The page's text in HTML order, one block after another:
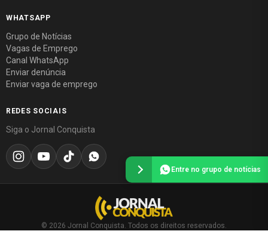
WHATSAPP
Grupo de Notícias
Vagas de Emprego
Canal WhatsApp
Enviar denúncia
Enviar vaga de emprego
REDES SOCIAIS
Siga o Jornal Conquista
© 2026 Jornal Conquista. Todos os direitos reservados.
Entre no grupo de notícias